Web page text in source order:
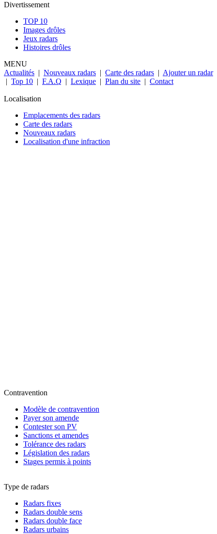
Divertissement
TOP 10
Images drôles
Jeux radars
Histoires drôles
MENU
Actualités | Nouveaux radars | Carte des radars | Ajouter un radar
| Top 10 | F.A.Q | Lexique | Plan du site | Contact
Localisation
Emplacements des radars
Carte des radars
Nouveaux radars
Localisation d'une infraction
Contravention
Modèle de contravention
Payer son amende
Contester son PV
Sanctions et amendes
Tolérance des radars
Législation des radars
Stages permis à points
Type de radars
Radars fixes
Radars double sens
Radars double face
Radars urbains